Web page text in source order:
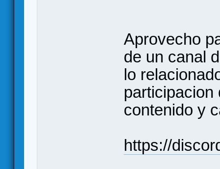
Aprovecho
de un canal
lo
participacion
contenido y
https://